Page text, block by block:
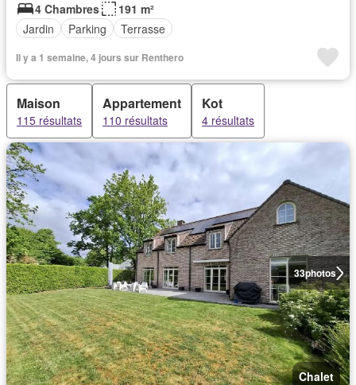
4 Chambres
191 m²
Jardin
Parking Terrasse
Il y a 1 semaine, 4 jours sur Renthero
Maison
115 résultats
Appartement
110 résultats
Kot
4 résultats
33photos
Chalet